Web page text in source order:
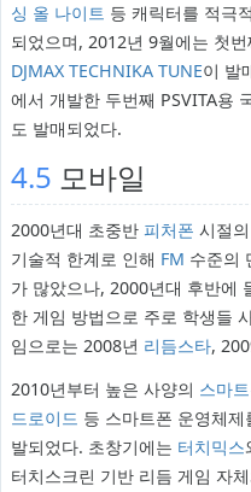
싱 올 나이트 등 캐릭터를 적극
되었으며, 2012년 9월에는 첫
DJMAX TECHNIKA TUNE이 발
에서 개발한 두번째 PSVITA용
도 발매되었다.
4.5 모바일
2000년대 초중반 피처폰 시절
기술적 한계로 인해 FM 수준의
가 많았으나, 2000년대 후반에
한 게임 방법으로 주로 학생들
임으로는 2008년 리듬스타,
2010년부터 높은 사양의 스마
드로이드 등 스마트폰 운영체
발되었다. 초창기에는 터치믹스
터치스크린 기반 리듬 게임 자